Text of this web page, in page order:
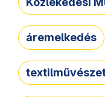
áremelkedés